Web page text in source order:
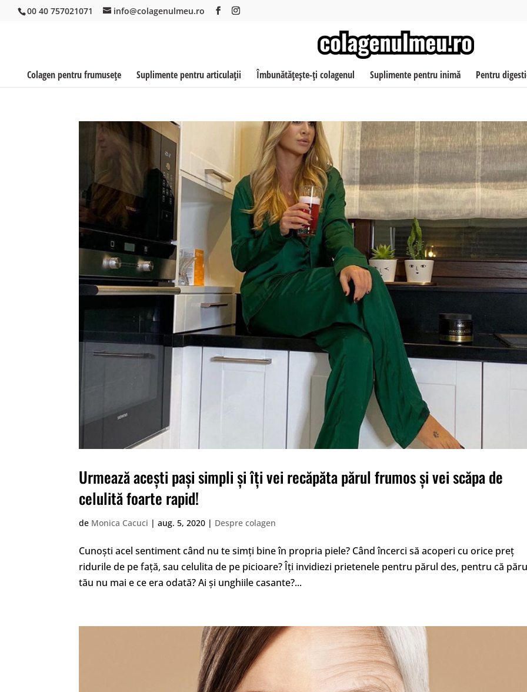
00 40 757021071 info@colagenulmeu.ro
Colagen pentru frumusețe Suplimente pentru articulații Îmbunătățește-ți colagenul Suplimente pentru inimă Pentru
Urmează acești pași simpli și îți vei recăpăta părul frumos și vei scăpa de
celulită foarte rapid!
de Monica Cacuci |aug. 5, 2020 | Despre colagen
Cunoști acel sentiment când nu te simți bine în propria piele? Când încerci să acoperi cu orice preț
ridurile de pe față, sau celulita de pe picioare? Îți invidiezi prietenele pentru părul des, pentru că
tău nu mai e ce era odată? Ai și unghiile casante?...